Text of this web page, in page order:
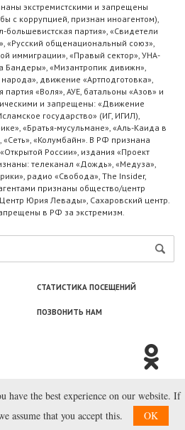
экстремистскими и запрещены
с коррупцией, признан иноагентом),
партия», «Свидетели
«Русский общенациональный союз»,
иммиграции», «Правый сектор», УНА-
Бандеры», «Мизантропик дивижн»,
движение «Артподготовка»,
«Воля», АУЕ, батальоны «Азов» и
и запрещены: «Движение
государство» (ИГ, ИГИЛ),
«Братья-мусульмане», «Аль-Каида в
«Сеть», «Колумбайн». В РФ признана
России», издания «Проект
телеканал «Дождь», «Медуза»,
радио «Свобода», The Insider,
признаны общество/центр
Юрия Левады», Сахаровский центр.
в РФ за экстремизм.
СТАТИСТИКА ПОСЕЩЕНИЙ
ПОЗВОНИТЬ НАМ
Новоcтей», 2003—2026.
have the best experience on our website. If
assume that you accept this.
OK